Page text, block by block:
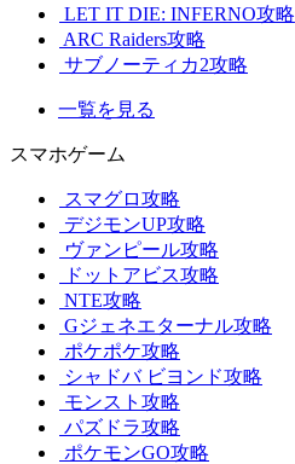
LET IT DIE: INFERNO攻略
ARC Raiders攻略
サブノーティカ2攻略
一覧を見る
スマホゲーム
スマグロ攻略
デジモンUP攻略
ヴァンピール攻略
ドットアビス攻略
NTE攻略
Gジェネエターナル攻略
ポケポケ攻略
シャドバ ビヨンド攻略
モンスト攻略
パズドラ攻略
ポケモンGO攻略